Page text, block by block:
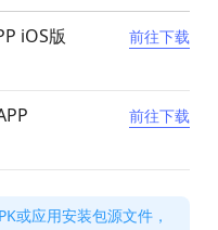
iOS版
前往下载
前往下载
或应用安装包源文件，